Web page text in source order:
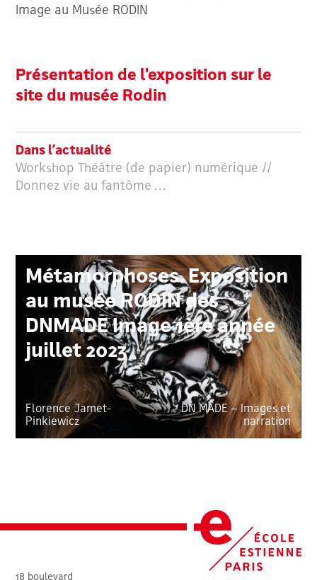
Image au Musée RODIN
Présentation de l'exposition sur le
site du musée Rodin
Dans l’actualité
Workshop Théâtre (de papier) numérique //
Donnez vie au fantôme …
Métamorphoses. Exposition
au musée RODIN des
DNMADE Image 1ère année
juillet 2023
Florence Jamet-
Pinkiewicz
DN MADE – Images et
narration
18 boulevard